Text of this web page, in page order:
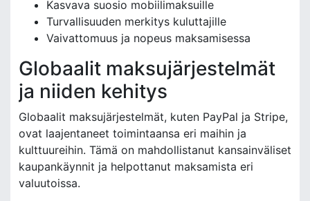
Kasvava suosio mobiilimaksuille
Turvallisuuden merkitys kuluttajille
Vaivattomuus ja nopeus maksamisessa
Globaalit maksujärjestelmät
ja niiden kehitys
Globaalit maksujärjestelmät, kuten PayPal ja Stripe,
ovat laajentaneet toimintaansa eri maihin ja
kulttuureihin. Tämä on mahdollistanut kansainväliset
kaupankäynnit ja helpottanut maksamista eri
valuutoissa.